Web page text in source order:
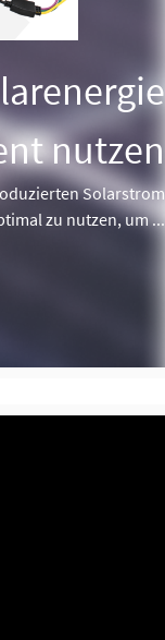
nutzen
Solarstrom
zu nutzen, um ...